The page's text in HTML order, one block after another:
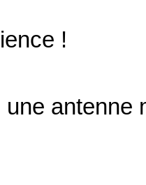
!
antenne